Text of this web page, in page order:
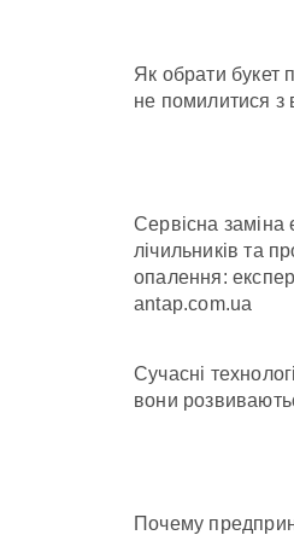
Як обрати букет
не помилитися з
Сервісна заміна
лічильників та
опалення:
antap.com.ua
Сучасні
вони
Почему